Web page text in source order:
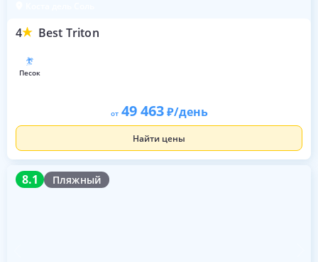
4 Best Triton
песок
от 49 463 /день
Найти цены
8.1 Пляжный
8.1